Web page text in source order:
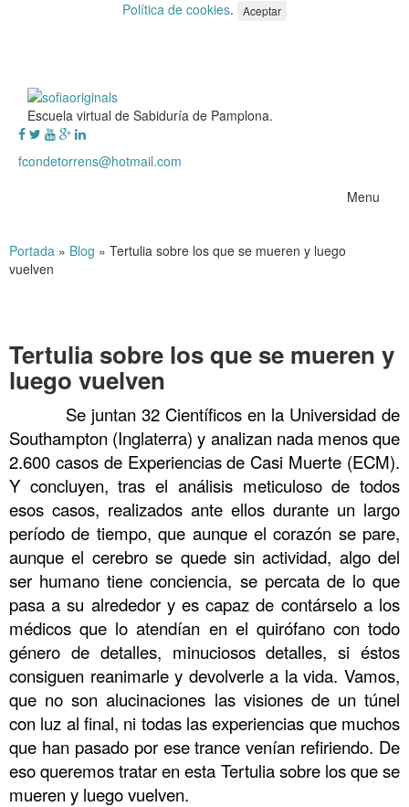
Política de cookies. Aceptar
Escuela virtual de Sabiduría de Pamplona.
fcondetorrens@hotmail.com
Menu
Portada » Blog » Tertulia sobre los que se mueren y luego
vuelven
Tertulia sobre los que se mueren y
luego vuelven
Se juntan 32 Científicos en la Universidad de
Southampton (Inglaterra) y analizan nada menos que
2.600 casos de Experiencias de Casi Muerte (ECM).
Y concluyen, tras el análisis meticuloso de todos
esos casos, realizados ante ellos durante un largo
período de tiempo, que aunque el corazón se pare,
aunque el cerebro se quede sin actividad, algo del
ser humano tiene conciencia, se percata de lo que
pasa a su alrededor y es capaz de contárselo a los
médicos que lo atendían en el quirófano con todo
género de detalles, minuciosos detalles, si éstos
consiguen reanimarle y devolverle a la vida. Vamos,
que no son alucinaciones las visiones de un túnel
con luz al final, ni todas las experiencias que muchos
que han pasado por ese trance venían refiriendo. De
eso queremos tratar en esta Tertulia sobre los que se
mueren y luego vuelven.